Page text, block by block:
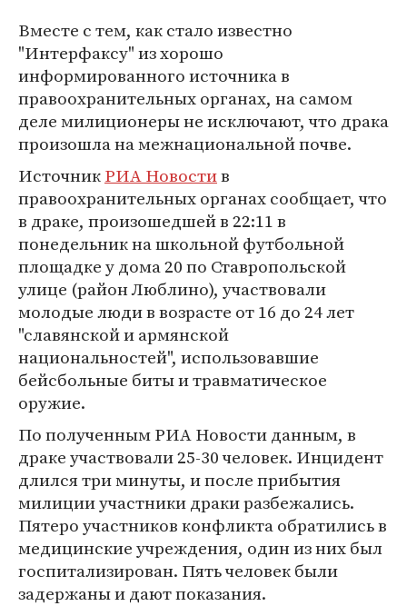
Вместе с тем, как стало известно
"Интерфаксу" из хорошо
информированного источника в
правоохранительных органах, на самом
деле милиционеры не исключают, что драка
произошла на межнациональной почве.
ИсточникРИА Новостив
правоохранительных органах сообщает, что
в драке, произошедшей в 22:11 в
понедельник на школьной футбольной
площадке у дома 20 по Ставропольской
улице (район Люблино), участвовали
молодые люди в возрасте от 16 до 24 лет
"славянской и армянской
национальностей", использовавшие
бейсбольные биты и травматическое
оружие.
По полученным РИА Новости данным, в
драке участвовали 25-30 человек. Инцидент
длился три минуты, и после прибытия
милиции участники драки разбежались.
Пятеро участников конфликта обратились в
медицинские учреждения, один из них был
госпитализирован. Пять человек были
задержаны и дают показания.